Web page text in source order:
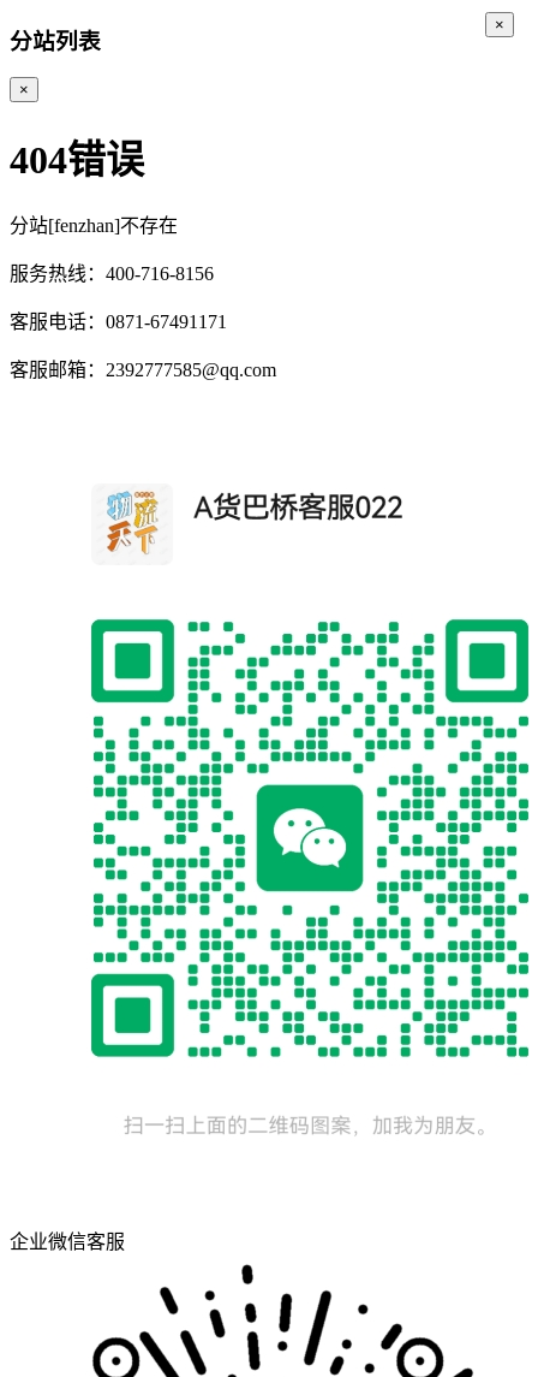
分站列表
×
404错误
分站[fenzhan]不存在
服务热线：400-716-8156
客服电话：0871-67491171
客服邮箱：2392777585@qq.com
企业微信客服
×